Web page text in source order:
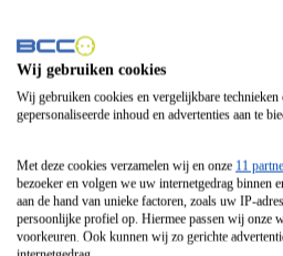
Fitelli
Airfryer
Frituurpan
Contactgrill
Broodbakmachine
Broodrooster
Wij gebruiken cookies
Wij gebruiken cookies en vergelijkbare technieken
gepersonaliseerde inhoud en advertenties aan te
Met deze cookies verzamelen wij en onze 11
bezoeker en volgen we uw internetgedrag binnen
aan de hand van unieke factoren, zoals uw IP-
persoonlijke profiel op. Hiermee passen wij onze
voorkeuren. Ook kunnen wij zo gerichte